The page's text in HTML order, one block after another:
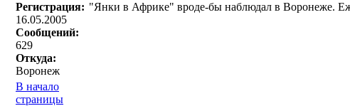
Регистрация:
16.05.2005
Сообщений:
629
Откуда:
Воронеж
"Янки в Африке" вроде-бы наблюдал в Воронеже.
В начало
страницы